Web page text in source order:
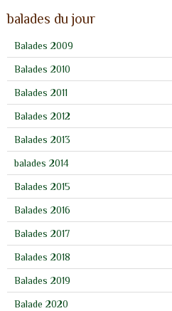
balades du jour
Balades 2009
Balades 2010
Balades 2011
Balades 2012
Balades 2013
balades 2014
Balades 2015
Balades 2016
Balades 2017
Balades 2018
Balades 2019
Balade 2020